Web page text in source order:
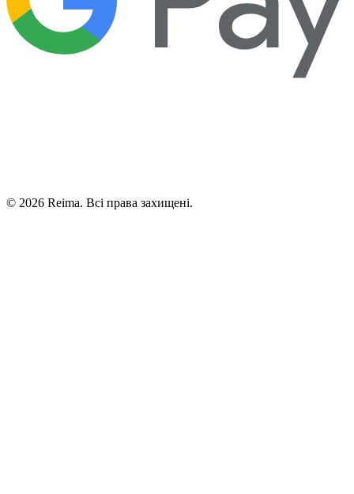
© 2026 Reima. Всі права захищені.